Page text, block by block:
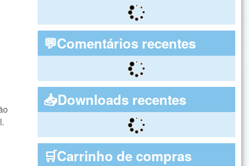
💬Comentários recentes
📥Downloads recentes
🛒Carrinho de compras